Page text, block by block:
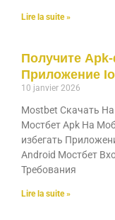
Lire la suite »
Получите
Приложение
10 janvier 2026
Mostbet Скачать
Мостбет Apk На
избегать
Android Мостбет
Требования
Lire la suite »